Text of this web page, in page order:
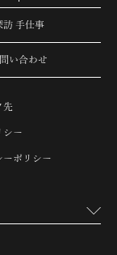
訪 手仕事
い合わせ
先
シー
ーポリシー